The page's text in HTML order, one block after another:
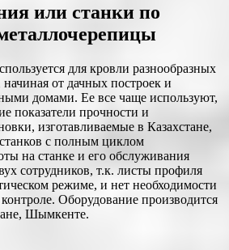
или станки по
для кровли разнообразных
от дачных построек и
домами. Ее все чаще используют,
показатели прочности и
изготавливаемые в Казахстане,
станков с полным циклом
на станке и его обслуживания
сотрудников, т.к. листы профиля
режиме, и нет необходимости
Оборудование производится
Шымкенте.